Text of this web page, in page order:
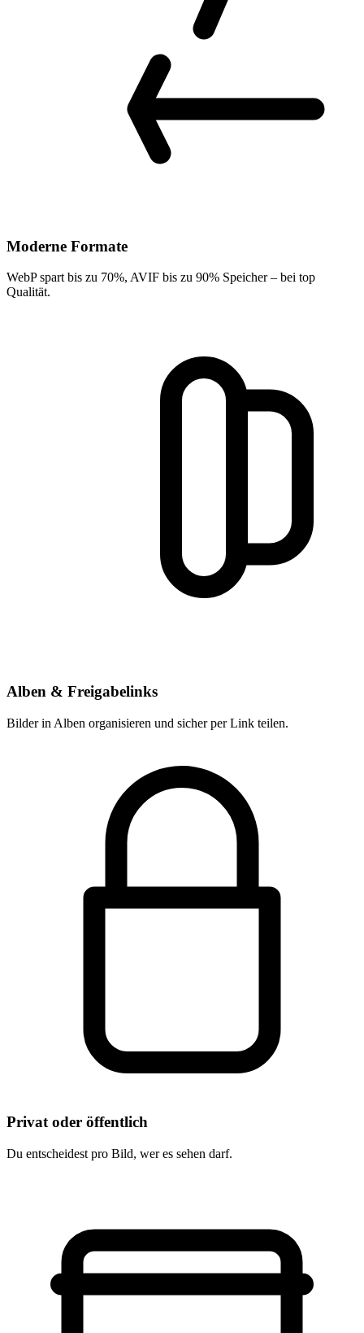
Moderne Formate
WebP spart bis zu 70%, AVIF bis zu 90% Speicher – bei top
Qualität.
Alben & Freigabelinks
Bilder in Alben organisieren und sicher per Link teilen.
Privat oder öffentlich
Du entscheidest pro Bild, wer es sehen darf.